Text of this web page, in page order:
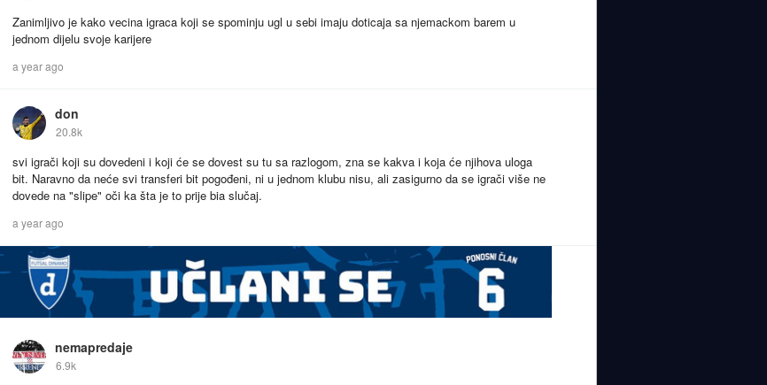
Zanimljivo je kako vecina igraca koji se spominju ugl u sebi imaju doticaja sa njemackom barem u
jednom dijelu svoje karijere
a year ago
don
20.8k
svi igrači koji su dovedeni i koji će se dovest su tu sa razlogom, zna se kakva i koja će njihova uloga
bit. Naravno da neće svi transferi bit pogođeni, ni u jednom klubu nisu, ali zasigurno da se igrači više ne
dovede na "slipe" oči ka šta je to prije bia slučaj.
a year ago
nemapredaje
6.9k